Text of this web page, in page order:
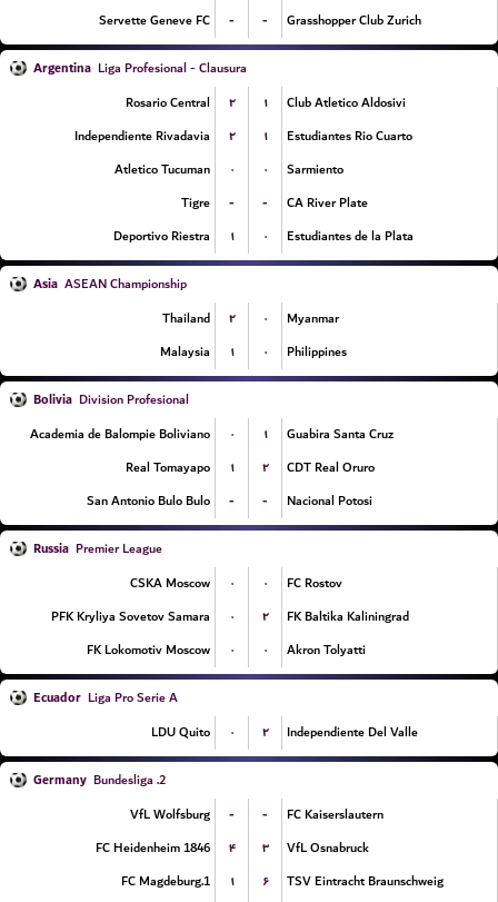
Servette Geneve FC
- - Grasshopper Club Zurich
Argentina Liga Profesional - Clausura
Rosario Central
۲ ۱
Club Atletico Aldosivi
Independiente Rivadavia
۲ ۱
Estudiantes Rio Cuarto
Atletico Tucuman
۰ ۰
Sarmiento
Tigre
- -
CA River Plate
Deportivo Riestra
۱ ۰ Estudiantes de la Plata
Asia ASEAN Championship
Thailand
۲ ۰
Myanmar
Malaysia
۱ ۰ Philippines
Bolivia Division Profesional
Academia de Balompie Boliviano
۰ ۱
Guabira Santa Cruz
Real Tomayapo
۱ ۲
CDT Real Oruro
San Antonio Bulo Bulo
- - Nacional Potosi
Russia Premier League
CSKA Moscow
۰ ۰
FC Rostov
PFK Kryliya Sovetov Samara
۰ ۲
FK Baltika Kaliningrad
FK Lokomotiv Moscow
۰ ۰ Akron Tolyatti
Ecuador Liga Pro Serie A
LDU Quito
۰ ۲ Independiente Del Valle
Germany
2. Bundesliga
VfL Wolfsburg
- -
FC Kaiserslautern
FC Heidenheim 1846
۴ ۳
VfL Osnabruck
1.FC Magdeburg
۱ ۶ TSV Eintracht Braunschweig